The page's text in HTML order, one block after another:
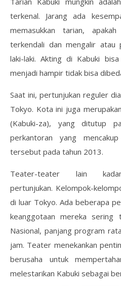
terkenal. Jarang ada
memasukkan tarian,
terkendali dan mengalir atau
laki-laki. Akting di Kabuki
menjadi hampir tidak bisa
Saat ini, pertunjukan reguler
Tokyo. Kota ini juga
(Kabuki-za), yang ditutup
perkantoran yang
tersebut pada tahun 2013.
Teater-teater lain
pertunjukan. Kelompok-
di luar Tokyo. Ada beberapa
keanggotaan mereka
Nasional, panjang program
jam. Teater menekankan
berusaha untuk
melestarikan Kabuki sebagai